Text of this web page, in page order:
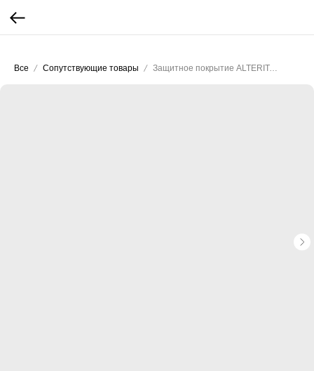
Все Сопутствующие товары Защитное покрытие ALTERITALY TOPCOAT MATTE для декоративных штукатурок